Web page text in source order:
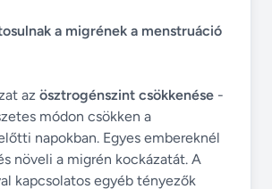
a migrének a menstruáció
az ösztrogénszint csökkenése -
módon csökken a
napokban. Egyes embereknél
növeli a migrén kockázatát. A
kapcsolatos egyéb tényezők